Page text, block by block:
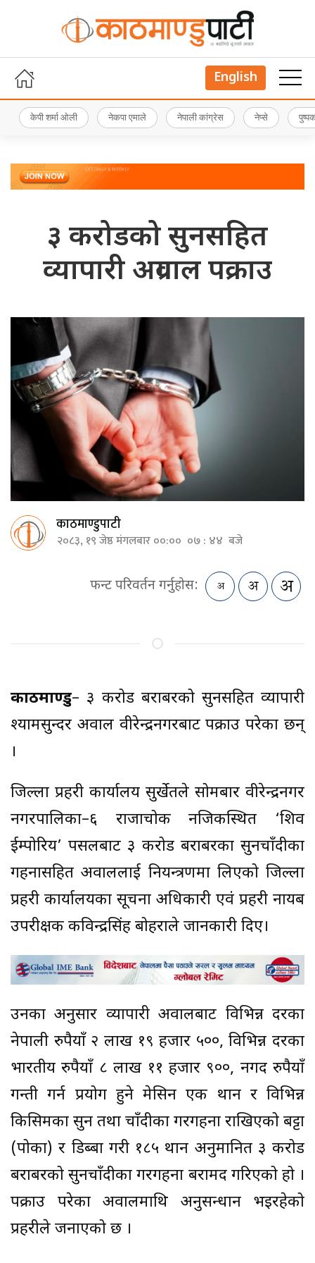
English
केपी शर्मा ओली नेकपा एमाले नेपाली कांग्रेस नेप्से
३ करोडको सुनसहित
व्यापारी अग्रवाल पक्राउ
काठमाण्डुपाटी
२०८३, १९ जेष्ठ मंगलबार ००:०० ०७ : ४४ बजे
फन्ट परिवर्तन गर्नुहोस:
काठमाण्डु– ३ करोड बराबरको सुनसहित व्यापारी
श्यामसुन्दर अग्रवाल वीरेन्द्रनगरबाट पक्राउ परेका छन्
।
जिल्ला प्रहरी कार्यालय सुर्खेतले सोमबार वीरेन्द्रनगर
नगरपालिका–६ राजाचोक नजिकस्थित ‘शिव
ईम्पोरिय’ पसलबाट ३ करोड बराबरका सुनचाँदीका
गहनासहित अग्रवाललाई नियन्त्रणमा लिएको जिल्ला
प्रहरी कार्यालयका सूचना अधिकारी एवं प्रहरी नायब
उपरीक्षक कविन्द्रसिंह बोहराले जानकारी दिए।
उनका अनुसार व्यापारी अग्रवालबाट विभिन्न दरका
नेपाली रुपैयाँ २ लाख १९ हजार ५००, विभिन्न दरका
भारतीय रुपैयाँ ८ लाख ११ हजार ९००, नगद रुपैयाँ
गन्ती गर्न प्रयोग हुने मेसिन एक थान र विभिन्न
किसिमका सुन तथा चाँदीका गरगहना राखिएको बट्टा
(पोका) र डिब्बा गरी १८५ थान अनुमानित ३ करोड
बराबरको सुनचाँदीका गरगहना बरामद गरिएको हो ।
पक्राउ परेका अग्रवालमाथि अनुसन्धान भइरहेको
प्रहरीले जनाएको छ ।